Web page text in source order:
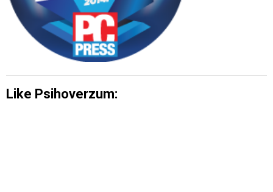
Like Psihoverzum: